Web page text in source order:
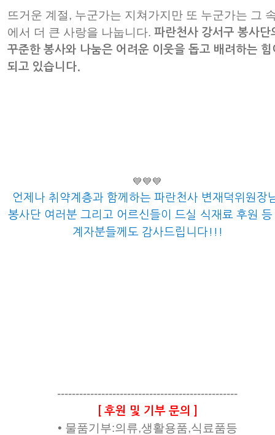
뜨거운 계절, 누군가는 지쳐가지만 또 누군가는 그
에서 더 큰 사랑을 나눕니다. 파란천사 강서구 봉사단
꾸준한 봉사와 나눔은 어려운 이웃을 돕고 배려하는 힘
되고 있습니다.
💙💙💙
언제나 취약계층과 함께하는 파란천사 변재덕위원장
봉사단 여러분 그리고 어르신들이 드실 식재료 후원 등
계자분들께도 감사드립니다!!!
-------------------------------------------------
[ 후원 및 기부 문의 ]
• 물품기부:의류,생활용품,식료품등